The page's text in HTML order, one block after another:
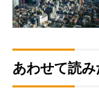
あわせて読み